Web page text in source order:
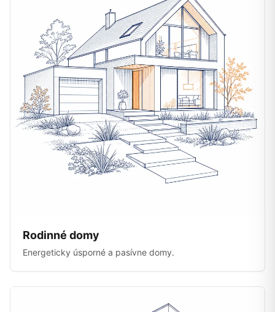
Rodinné domy
Energeticky úsporné a pasívne domy.